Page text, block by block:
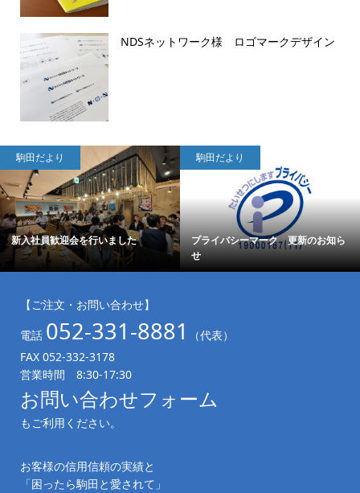
NDSネットワーク様 ロゴマークデザイン
駒田だより
新入社員歓迎会を行いました
駒田だより
プライバシーマーク 更新のお知ら
せ
【ご注文・お問い合わせ】
電話 052-331-8881
（代表）
FAX 052-332-3178
営業時間 8:30-17:30
お問い合わせフォーム
もご利用ください。
お客様の信用信頼の実績と
「困ったら駒田と愛されて」